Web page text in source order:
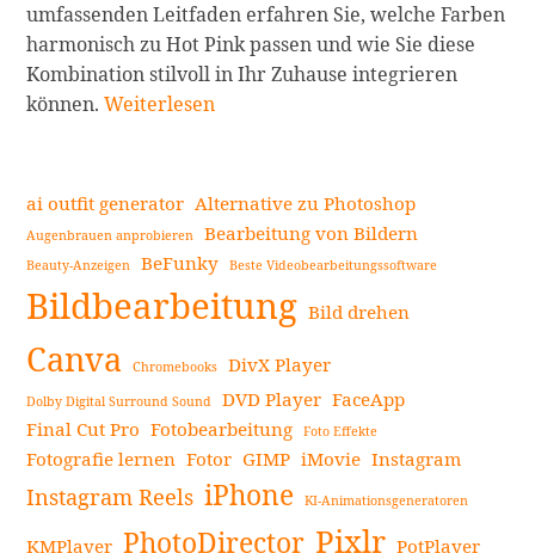
umfassenden Leitfaden erfahren Sie, welche Farben
harmonisch zu Hot Pink passen und wie Sie diese
Kombination stilvoll in Ihr Zuhause integrieren
können.Welche
Hot
Pink?
Der
ultimative
weiterlesen
Weiterlesen
Seitenleiste
ai outfit generator Alternative zu Photoshop
Augenbrauen anprobieren Bearbeitung von Bildern
Beauty-Anzeigen BeFunky Beste Videobearbeitungssoftware
Bildbearbeitung Bild drehen
Canva Chromebooks DivX Player
Dolby Digital Surround Sound DVD Player FaceApp
Final Cut Pro Fotobearbeitung Foto Effekte
Fotografie lernen Fotor GIMP iMovie Instagram
Instagram Reels iPhone KI-Animationsgeneratoren
KMPlayer PhotoDirector Pixlr PotPlayer